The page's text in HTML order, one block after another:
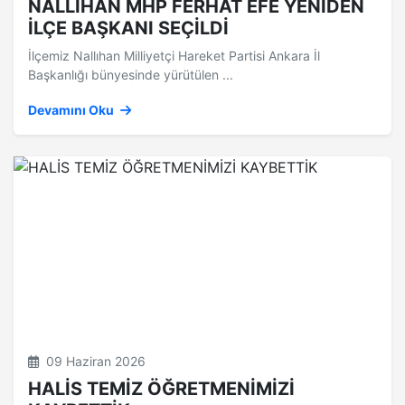
NALLIHAN MHP FERHAT EFE YENİDEN
İLÇE BAŞKANI SEÇİLDİ
İlçemiz Nallıhan Milliyetçi Hareket Partisi Ankara İl
Başkanlığı bünyesinde yürütülen ...
Devamını Oku
09 Haziran 2026
HALİS TEMİZ ÖĞRETMENİMİZİ